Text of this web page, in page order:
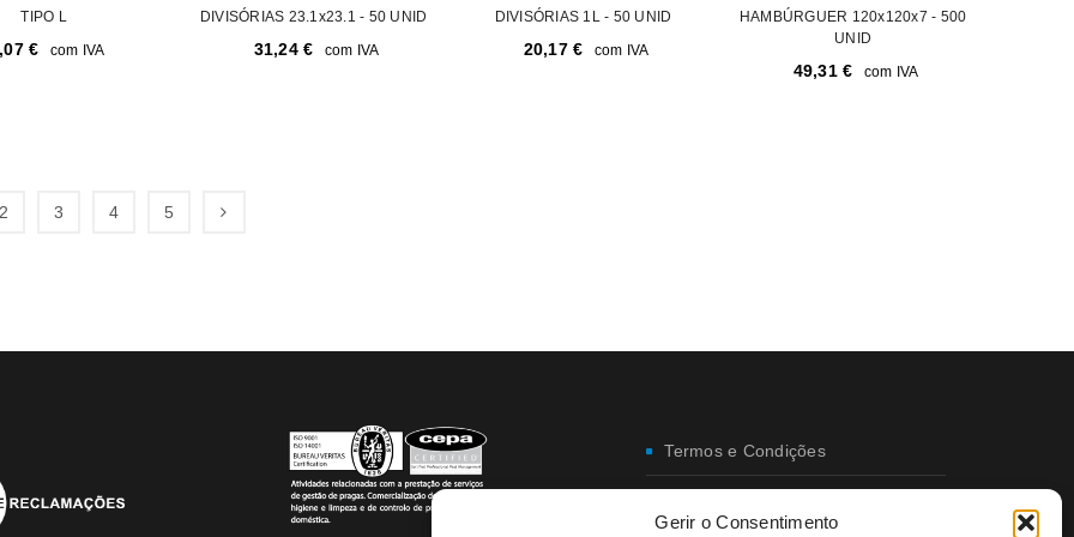
Gerir o Consentimento
TIPO L
€ com IVA
DIVISÓRIAS 23.1x23.1 - 50 UNID
31,24€ com IVA
DIVISÓRIAS 1L - 50 UNID
20,17€ com IVA
HAMBÚRGUER 120x120x7 - 500
UNID
49,31€ com IVA
3 4 5
Termos e Condições